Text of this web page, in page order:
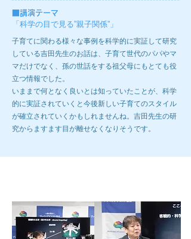
講演テーマ
「科学の目で見る”親子関係”」
子育てに関わる様々な事例を科学的に実証して研究
している吉田先生のお話は、子育て世代のパパやマ
マだけでなく、孫の世話をする祖父母にもとても役
立つ情報でした。
いままで何となく良いとは知っていたことが、科学
的に実証されていくと今後新しい子育てのスタイル
が確立されていくかもしれませんね。吉田先生の研
究からますます目が離せなくなりそうです。